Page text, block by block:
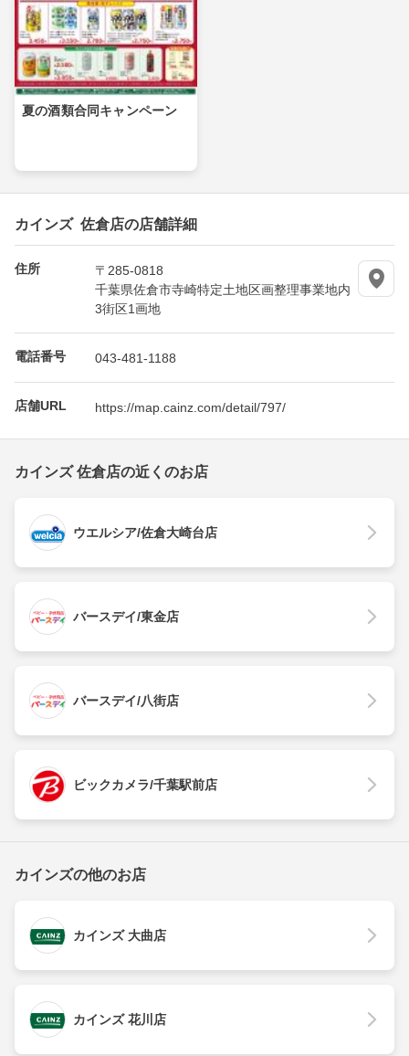
夏の酒類合同キャンペーン
カインズ 佐倉店の店舗詳細
住所
〒285-0818
千葉県佐倉市寺崎特定土地区画整理事業地内
3街区1画地
電話番号 043-481-1188
店舗URL https://map.cainz.com/detail/797/
カインズ 佐倉店の近くのお店
ウエルシア/佐倉大崎台店
バースデイ/東金店
バースデイ/八街店
ビックカメラ/千葉駅前店
カインズの他のお店
カインズ 大曲店
カインズ 花川店